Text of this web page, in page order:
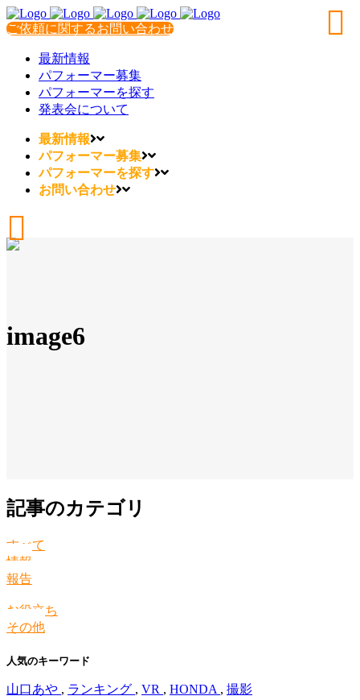
ご依頼に関するお問い合わせ
最新情報
パフォーマー募集
パフォーマーを探す
発表会について
最新情報
パフォーマー募集
パフォーマーを探す
お問い合わせ
image6
記事のカテゴリ
すべて
情報
報告
お役立ち
その他
人気のキーワード
山口あや , ランキング , VR , HONDA , 撮影